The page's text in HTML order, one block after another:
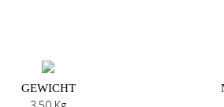
GEWICHT